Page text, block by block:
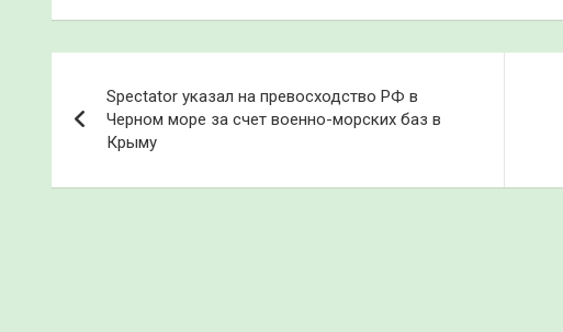
по
записям
Spectator указал на превосходство РФ в
Черном море за счет военно-морских баз в
Крыму